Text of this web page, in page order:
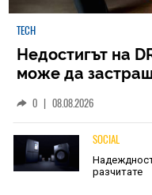
TECH
Недостигът на
може да
0 | 08.08.2026
SOCIAL
разчитате